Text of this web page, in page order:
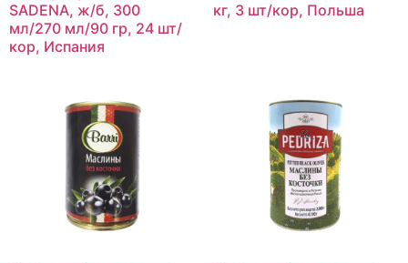
SADENA, ж/б, 300
мл/270 мл/90 гр, 24 шт/
кор, Испания
кг, 3 шт/кор, Польша